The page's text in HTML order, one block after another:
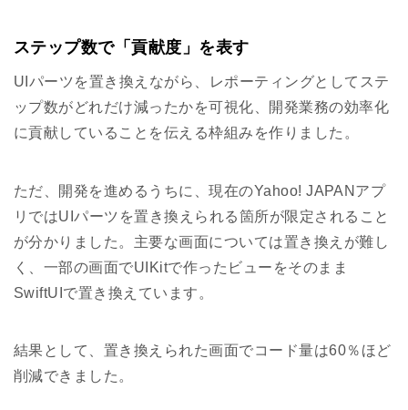
ステップ数で「貢献度」を表す
UIパーツを置き換えながら、レポーティングとしてステ
ップ数がどれだけ減ったかを可視化、開発業務の効率化
に貢献していることを伝える枠組みを作りました。
ただ、開発を進めるうちに、現在のYahoo! JAPANアプ
リではUIパーツを置き換えられる箇所が限定されること
が分かりました。主要な画面については置き換えが難し
く、一部の画面でUIKitで作ったビューをそのまま
SwiftUIで置き換えています。
結果として、置き換えられた画面でコード量は60％ほど
削減できました。